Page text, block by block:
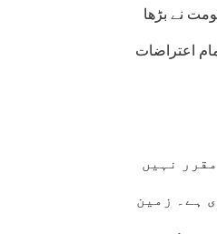
نے بڑھا
اعتراضات
نہیں
ہے۔ زمین